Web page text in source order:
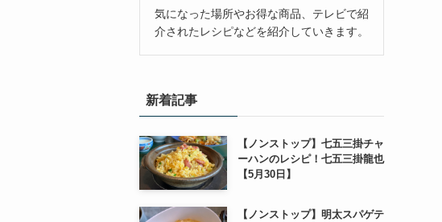
気になった場所やお得な商品、テレビで紹
介されたレシピなどを紹介していきます。
新着記事
【ノンストップ】七五三掛チャ
ーハンのレシピ！七五三掛龍也
【5月30日】
【ノンストップ】明太スパゲテ